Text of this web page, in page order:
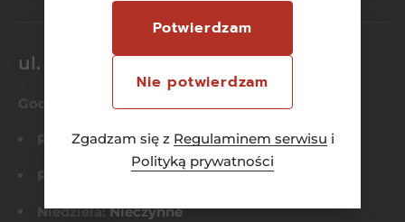
Potwierdzam
Nie potwierdzam
Zgadzam się z Regulaminem serwisu i
Polityką prywatności
ul. Dworcowa 26/6
Godziny otwarcia
Pn-Czw:8:00 – 21:00
Pt-Sob: 8:00 – 22:00
Niedziela:Nieczynne